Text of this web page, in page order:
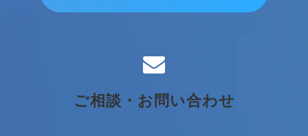
ご相談・お問い合わせ